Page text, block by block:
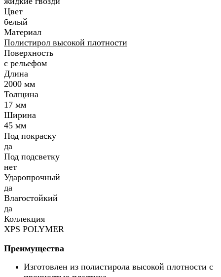
Цвет
белый
Материал
Полистирол высокой плотности
Поверхность
с рельефом
Длина
2000 мм
Толщина
17 мм
Ширина
45 мм
Под покраску
да
Под подсветку
нет
Ударопрочный
да
Влагостойкий
да
Коллекция
XPS POLYMER
Преимущества
Изготовлен из полистирола высокой плотности с